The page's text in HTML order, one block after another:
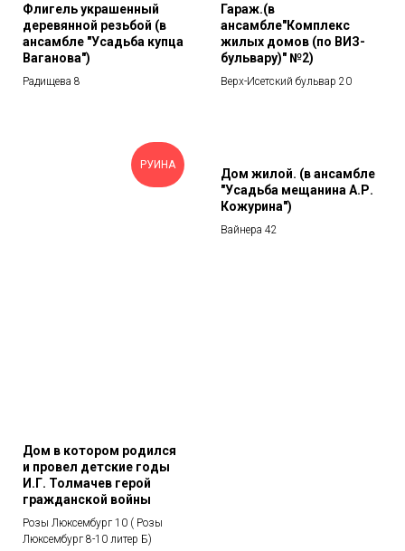
Флигель украшенный
деревянной резьбой (в
ансамбле "Усадьба купца
Ваганова")
Радищева 8
Гараж.(в
ансамбле"Комплекс
жилых домов (по ВИЗ-
бульвару)" №2)
Верх-Исетский бульвар 20
РУИНА
Дом в котором родился
и провел детские годы
И.Г. Толмачев герой
гражданской войны
Розы Люксембург 10 ( Розы
Люксембург 8-10 литер Б)
Дом жилой. (в ансамбле
"Усадьба мещанина А.Р.
Кожурина")
Вайнера 42